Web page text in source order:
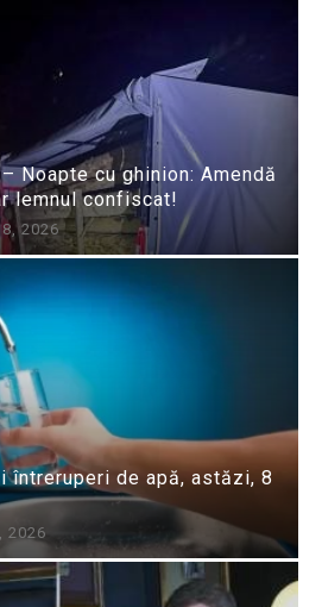
Noapte cu ghinion: Amendă
lemnul confiscat!
2026
întreruperi de apă, astăzi, 8
2026